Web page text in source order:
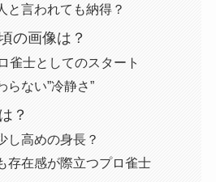
と言われても納得？
の画像は？
雀士としてのスタート
らない”冷静さ”
？
し高めの身長？
存在感が際立つプロ雀士